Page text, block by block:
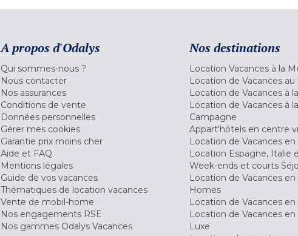
A propos d'Odalys
Qui sommes-nous ?
Nous contacter
Nos assurances
Conditions de vente
Données personnelles
Gérer mes cookies
Garantie prix moins cher
Aide et FAQ
Mentions légales
Guide de vos vacances
Thématiques de location vacances
Vente de mobil-home
Nos engagements RSE
Nos gammes Odalys Vacances
Nos destinations
Location Vacances à la
Location de Vacances au
Location de Vacances à
Location de Vacances à la
Campagne
Appart'hôtels en centre
Location de Vacances en
Location Espagne, Italie
Week-ends et courts
Location de Vacances
Homes
Location de Vacances en
Location de Vacances en
Luxe